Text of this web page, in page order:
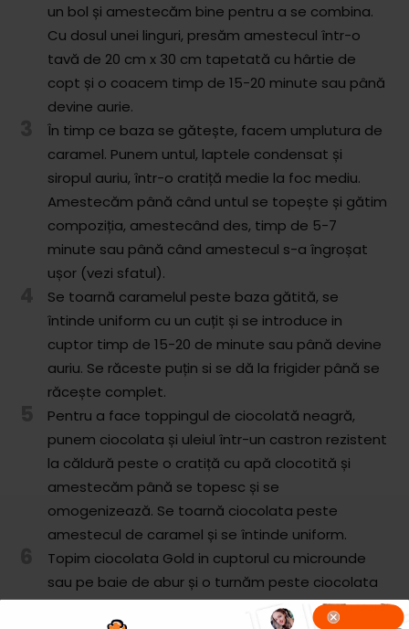
Regulament de postare
CONCURS
un bol și amestecăm bine pentru a se combina.
Cu dosul unei linguri, presăm amestecul într-o
tavă de 20 cm x 30 cm tapetată cu hârtie de
copt și o coacem timp de 15-20 minute sau până
devine aurie.
În timp ce baza se gătește, facem umplutura de
caramel. Punem untul, laptele condensat și
siropul auriu, într-o cratiță medie la foc mediu.
Amestecăm până când untul se topește și gătim
compoziția, amestecând des, timp de 5-7
minute sau până când amestecul s-a îngroșat
ușor (vezi sfatul).
Se toarnă caramelul peste baza gătită, se
întinde uniform cu un cuțit și se introduce in
cuptor timp de 15-20 de minute sau până devine
auriu. Se răceste puțin si se dă la frigider până se
răcește complet.
Pentru a face toppingul de ciocolată neagră,
punem ciocolata și uleiul într-un castron rezistent
la căldură peste o cratiță cu apă clocotită și
amestecăm până se topesc și se
omogenizează. Se toarnă ciocolata peste
amestecul de caramel și se întinde uniform.
Topim ciocolata Gold in cuptorul cu microunde
sau pe baie de abur și o turnăm peste ciocolata
neagră. Cu ajutorul unei scobitori marmorăm cele